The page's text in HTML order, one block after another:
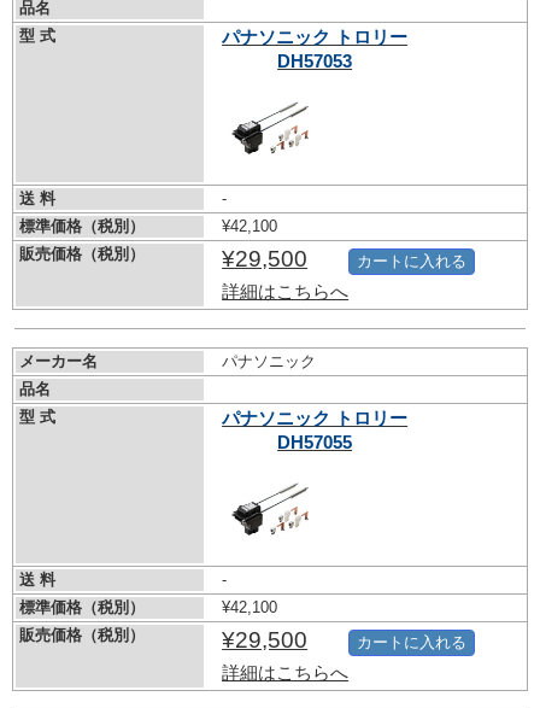
品名
型 式
パナソニック トロリー
DH57053
送 料
-
標準価格（税別）
¥42,100
販売価格（税別）
¥29,500
詳細はこちらへ
カートに入れる
メーカー名
パナソニック
品名
型 式
パナソニック トロリー
DH57055
送 料
-
標準価格（税別）
¥42,100
販売価格（税別）
¥29,500
詳細はこちらへ
カートに入れる